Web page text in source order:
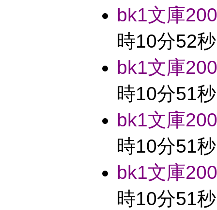
bk1文庫
時10分52秒
bk1文庫
時10分51秒
bk1文庫
時10分51秒
bk1文庫
時10分51秒